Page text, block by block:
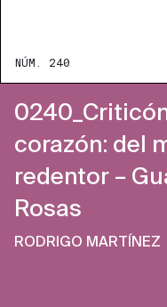
NÚM. 240
corazón: del
redentor –
Rosas
RODRIGO MARTÍNEZ